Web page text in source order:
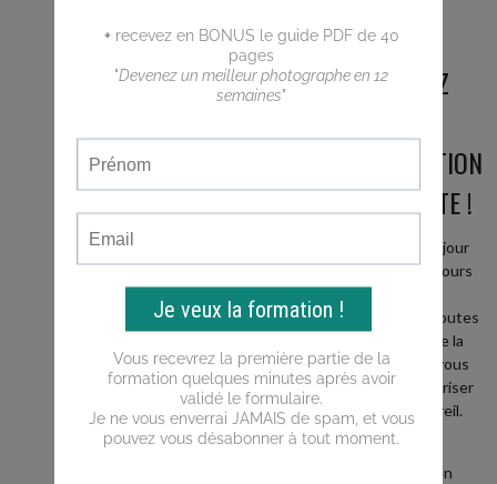
RECEVEZ
FORMATION
GRATUITE !
Un mail par jour
pendant 7 jours
pour vous
expliquer toutes
les bases de la
photos et vous
aider à maitriser
votre appareil.
recevez en